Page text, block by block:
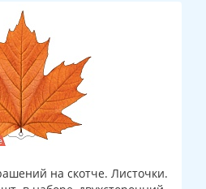
на скотче. Листочки.